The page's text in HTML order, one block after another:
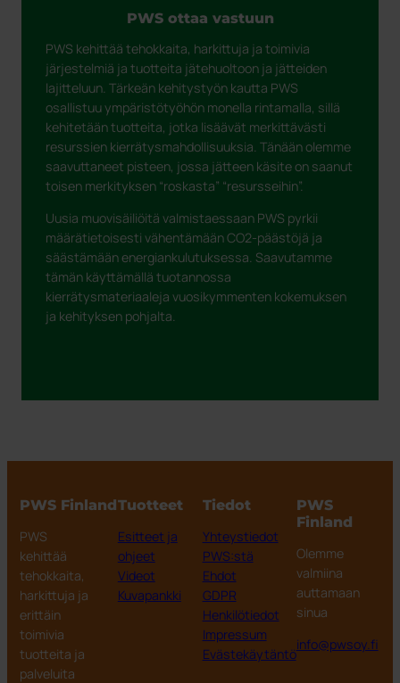
PWS ottaa vastuun
PWS kehittää tehokkaita, harkittuja ja toimivia
järjestelmiä ja tuotteita jätehuoltoon ja jätteiden
lajitteluun. Tärkeän kehitystyön kautta PWS
osallistuu ympäristötyöhön monella rintamalla, sillä
kehitetään tuotteita, jotka lisäävät merkittävästi
resurssien kierrätysmahdollisuuksia. Tänään olemme
saavuttaneet pisteen, jossa jätteen käsite on saanut
toisen merkityksen “roskasta” “resursseihin”.
Uusia muovisäiliöitä valmistaessaan PWS pyrkii
määrätietoisesti vähentämään CO2-päästöjä ja
säästämään energiankulutuksessa. Saavutamme
tämän käyttämällä tuotannossa
kierrätysmateriaaleja vuosikymmenten kokemuksen
ja kehityksen pohjalta.
PWS Finland
PWS
kehittää
tehokkaita,
harkittuja ja
erittäin
toimivia
tuotteita ja
palveluita
Tuotteet
Esitteet ja
ohjeet
Videot
Kuvapankki
Tiedot
Yhteystiedot
PWS:stä
Ehdot
GDPR
Henkilötiedot
Impressum
Evästekäytäntö
PWS
Finland
Olemme
valmiina
auttamaan
sinua
info@pwsoy.fi